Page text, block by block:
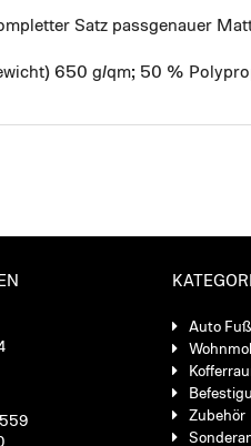
Satz passgenauer
650 g/qm; 50 %
Auto
Zubehör